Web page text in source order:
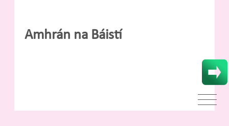
Amhrán na Báistí